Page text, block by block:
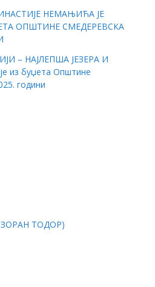
НЕМАЊИЋА ЈЕ
ОПШТИНЕ СМЕДЕРЕВСКА
– НАЈЛЕПША ЈЕЗЕРА И
из буџета Општине
години
ТОДОР)